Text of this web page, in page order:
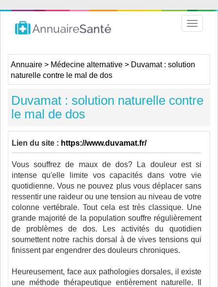
Toggle
Annuaire > Médecine alternative > Duvamat : solution
naturelle contre le mal de dos
Duvamat : solution naturelle contre
le mal de dos
Lien du site : https://www.duvamat.fr/
Vous souffrez de maux de dos? La douleur est si
intense qu'elle limite vos capacités dans votre vie
quotidienne. Vous ne pouvez plus vous déplacer sans
ressentir une raideur ou une tension au niveau de votre
colonne vertébrale. Tout cela est très classique. Une
grande majorité de la population souffre régulièrement
de problèmes de dos. Les activités du quotidien
soumettent notre rachis dorsal à de vives tensions qui
finissent par engendrer des douleurs chroniques.
Heureusement, face aux pathologies dorsales, il existe
une méthode thérapeutique entièrement naturelle. Il